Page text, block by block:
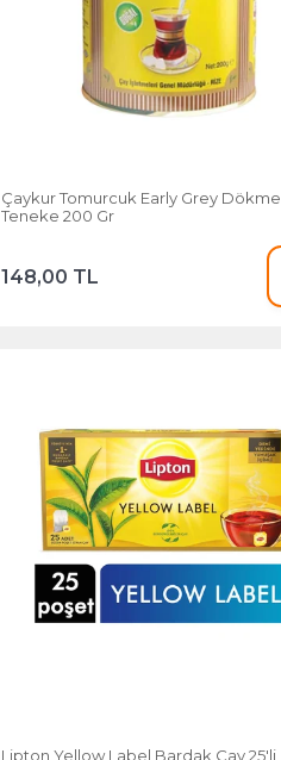
Çaykur Tomurcuk Early Grey
Teneke 200 Gr
148,00 TL
Lipton Yellow Label Bardak Çay 25'li